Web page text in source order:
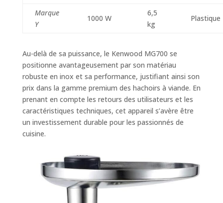
Marque
Y
1000 W
6,5
kg
Plastique
Au-delà de sa puissance, le Kenwood MG700 se
positionne avantageusement par son matériau
robuste en inox et sa performance, justifiant ainsi son
prix dans la gamme premium des hachoirs à viande. En
prenant en compte les retours des utilisateurs et les
caractéristiques techniques, cet appareil s’avère être
un investissement durable pour les passionnés de
cuisine.